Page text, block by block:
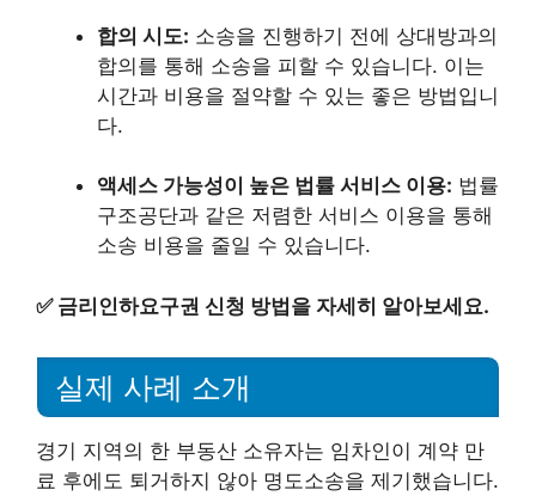
합의 시도: 소송을 진행하기 전에 상대방과의
합의를 통해 소송을 피할 수 있습니다. 이는
시간과 비용을 절약할 수 있는 좋은 방법입니
다.
액세스 가능성이 높은 법률 서비스 이용: 법률
구조공단과 같은 저렴한 서비스 이용을 통해
소송 비용을 줄일 수 있습니다.
✅ 금리인하요구권 신청 방법을 자세히 알아보세요.
실제 사례 소개
경기 지역의 한 부동산 소유자는 임차인이 계약 만
료 후에도 퇴거하지 않아 명도소송을 제기했습니다.